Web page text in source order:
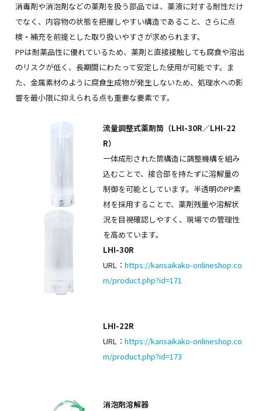
消毒剤や消泡剤などの薬剤を扱う部品では、薬液に対する耐性だけ
でなく、内容物の状態を把握しやすい構造であること、さらに点
検・補充を前提とした取り扱いやすさが求められます。
PPは耐薬品性に優れているため、薬剤と直接接触しても腐食や溶出
のリスクが低く、長期間にわたって安定した使用が可能です。ま
た、金属素材のように腐食生成物が発生しないため、処理水への影
響を最小限に抑えられる点も重要な要素です。
流量調整式薬剤筒（LHI-30R／LHI-22
R）
一体成形された筒構造に調整機構を組み
込むことで、接合部を持たずに溶解量の
制御を可能としています。半透明のPP素
材を採用することで、薬剤残量や溶解状
況を目視確認しやすく、現場での管理性
を高めています。
LHI-30R
URL：https://kansaikako-onlineshop.co
m/product.php?id=171
LHI-22R
URL：https://kansaikako-onlineshop.co
m/product.php?id=173
消泡剤溶解器